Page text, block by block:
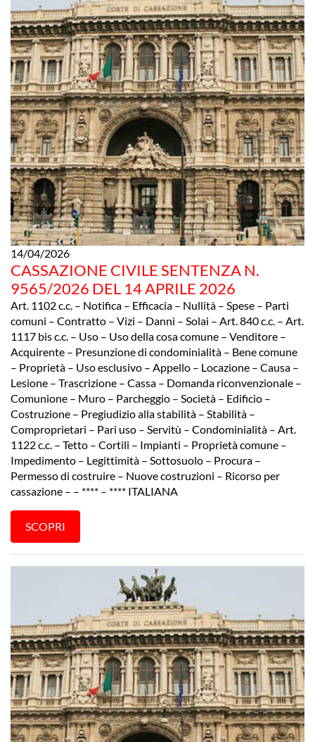
14/04/2026
CASSAZIONE CIVILE SENTENZA N.
9565/2026 DEL 14 APRILE 2026
Art. 1102 c.c. – Notifica – Efficacia – Nullità – Spese – Parti
comuni – Contratto – Vizi – Danni – Solai – Art. 840 c.c. – Art.
1117 bis c.c. – Uso – Uso della cosa comune – Venditore –
Acquirente – Presunzione di condominialità – Bene comune
– Proprietà – Uso esclusivo – Appello – Locazione – Causa –
Lesione – Trascrizione – Cassa – Domanda riconvenzionale –
Comunione – Muro – Parcheggio – Società – Edificio –
Costruzione – Pregiudizio alla stabilità – Stabilità –
Comproprietari – Pari uso – Servitù – Condominialità – Art.
1122 c.c. – Tetto – Cortili – Impianti – Proprietà comune –
Impedimento – Legittimità – Sottosuolo – Procura –
Permesso di costruire – Nuove costruzioni – Ricorso per
cassazione – – **** – **** ITALIANA
SCOPRI